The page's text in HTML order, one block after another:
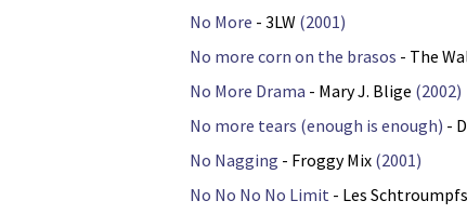
No More - 3LW (2001)
No more corn on the brasos - The
No More Drama - Mary J. Blige (2002)
No more tears (enough is enough) -
No Nagging - Froggy Mix (2001)
No No No No Limit - Les Schtroumpfs